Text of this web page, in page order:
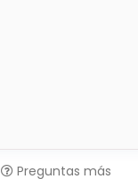
Preguntas más